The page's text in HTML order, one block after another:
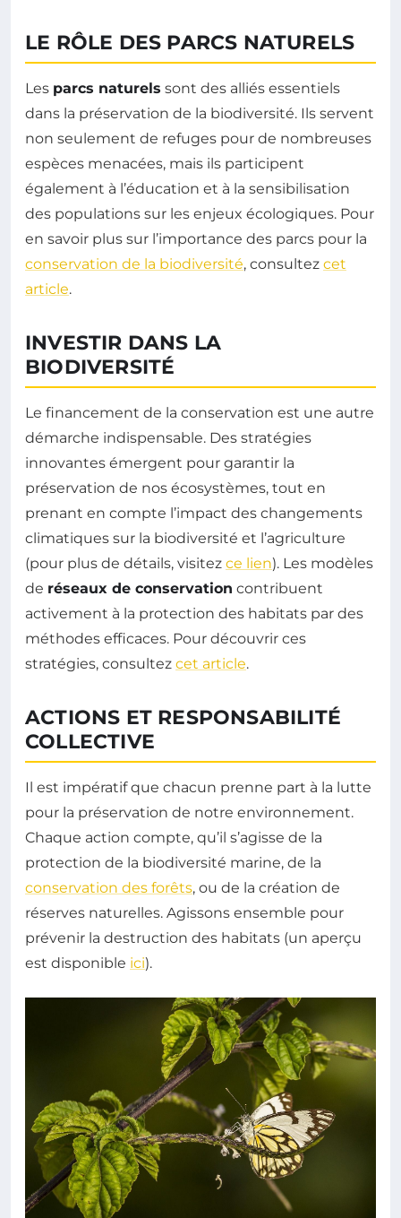
LE RÔLE DES PARCS NATURELS
Les parcs naturels sont des alliés essentiels
dans la préservation de la biodiversité. Ils servent
non seulement de refuges pour de nombreuses
espèces menacées, mais ils participent
également à l’éducation et à la sensibilisation
des populations sur les enjeux écologiques. Pour
en savoir plus sur l’importance des parcs pour la
conservation de la biodiversité, consultez cet
article.
INVESTIR DANS LA
BIODIVERSITÉ
Le financement de la conservation est une autre
démarche indispensable. Des stratégies
innovantes émergent pour garantir la
préservation de nos écosystèmes, tout en
prenant en compte l’impact des changements
climatiques sur la biodiversité et l’agriculture
(pour plus de détails, visitez ce lien). Les modèles
de réseaux de conservation contribuent
activement à la protection des habitats par des
méthodes efficaces. Pour découvrir ces
stratégies, consultez cet article.
ACTIONS ET RESPONSABILITÉ
COLLECTIVE
Il est impératif que chacun prenne part à la lutte
pour la préservation de notre environnement.
Chaque action compte, qu’il s’agisse de la
protection de la biodiversité marine, de la
conservation des forêts, ou de la création de
réserves naturelles. Agissons ensemble pour
prévenir la destruction des habitats (un aperçu
est disponible ici).